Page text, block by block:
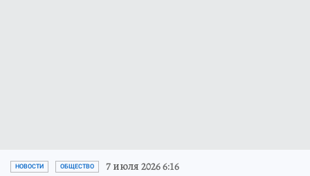
НОВОСТИ ОБЩЕСТВО 7 июля 2026 6:16